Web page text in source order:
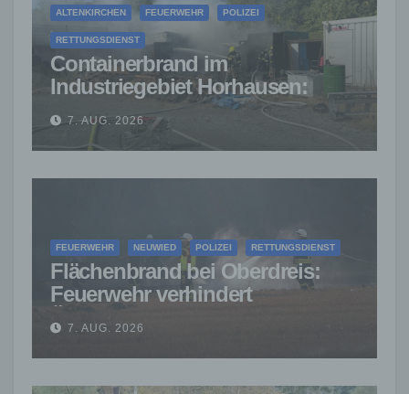
ALTENKIRCHEN FEUERWEHR POLIZEI
RETTUNGSDIENST
Containerbrand im
Industriegebiet Horhausen:
Feuerwehr verhindert weitere
Ausbreitung
7. AUG. 2026
FEUERWEHR NEUWIED POLIZEI RETTUNGSDIENST
Flächenbrand bei Oberdreis:
Feuerwehr verhindert
Übergreifen auf Waldgebiet
7. AUG. 2026